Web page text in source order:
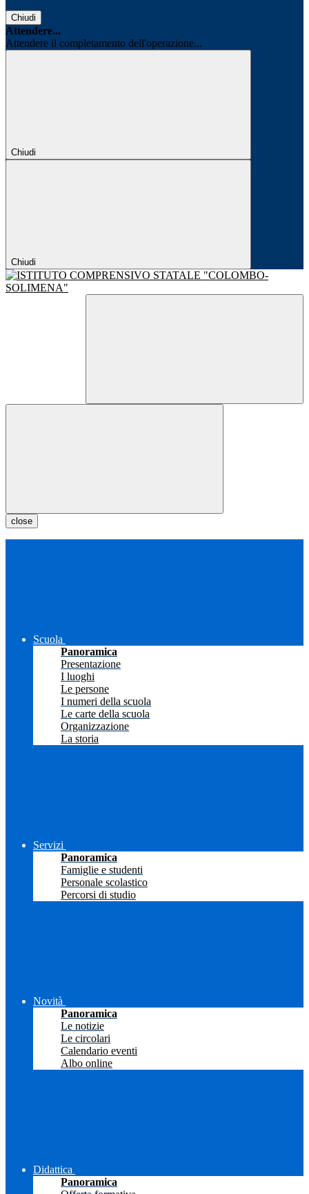
Chiudi
Attendere...
Attendere il completamento dell'operazione...
Chiudi
Chiudi
close
Scuola
Panoramica
Presentazione
I luoghi
Le persone
I numeri della scuola
Le carte della scuola
Organizzazione
La storia
Servizi
Panoramica
Famiglie e studenti
Personale scolastico
Percorsi di studio
Novità
Panoramica
Le notizie
Le circolari
Calendario eventi
Albo online
Didattica
Panoramica